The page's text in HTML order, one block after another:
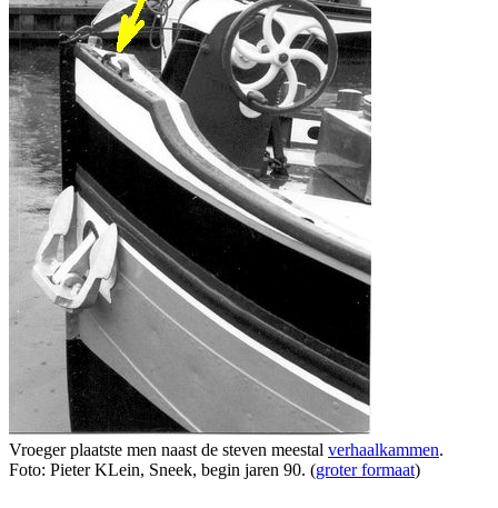
Vroeger plaatste men naast de steven meestal verhaalkammen.
Foto: Pieter KLein, Sneek, begin jaren 90. (groter formaat)